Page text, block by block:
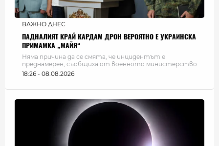
ВАЖНО ДНЕС
ПАДНАЛИЯТ КРАЙ КАРДАМ ДРОН ВЕРОЯТНО Е УКРАИНСКА
ПРИМАМКА „МАЙЯ“
Няма причина да се смята, че инцидентът е
преднамерен, съобщиха от военното министерство
18:26 - 08.08.2026